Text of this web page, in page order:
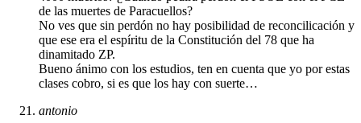
de las muertes de Paracuellos?
No ves que sin perdón no hay posibilidad de reconcilicación y
que ese era el espíritu de la Constitución del 78 que ha
dinamitado ZP.
Bueno ánimo con los estudios, ten en cuenta que yo por estas
clases cobro, si es que los hay con suerte…
antonio